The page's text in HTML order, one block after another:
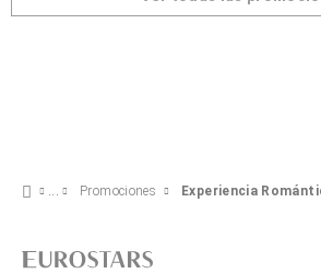
Promociones Experiencia